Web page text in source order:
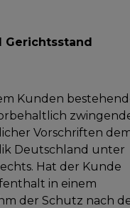
Gerichtsstand
Kunden
Vorschriften
Deutschland unter
Hat der Kunde
in einem
der Schutz nach